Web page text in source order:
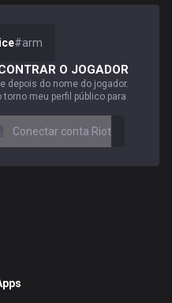
#arm
O JOGADOR
depois do nome do jogador.
meu perfil público para
Conectar conta Riot